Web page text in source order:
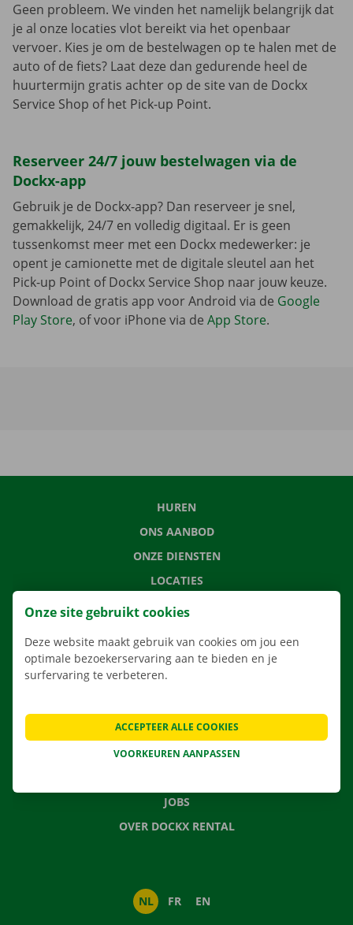
Geen probleem. We vinden het namelijk belangrijk dat
je al onze locaties vlot bereikt via het openbaar
vervoer. Kies je om de bestelwagen op te halen met de
auto of de fiets? Laat deze dan gedurende heel de
huurtermijn gratis achter op de site van de Dockx
Service Shop of het Pick-up Point.
Reserveer 24/7 jouw bestelwagen via de
Dockx-app
Gebruik je de Dockx-app? Dan reserveer je snel,
gemakkelijk, 24/7 en volledig digitaal. Er is geen
tussenkomst meer met een Dockx medewerker: je
opent je camionette met de digitale sleutel aan het
Pick-up Point of Dockx Service Shop naar jouw keuze.
Download de gratis app voor Android via de Google
Play Store, of voor iPhone via de App Store.
HUREN
ONS AANBOD
ONZE DIENSTEN
LOCATIES
APP
VEELGESTELDE VRAGEN
NIEUWS
JOBS
OVER DOCKX RENTAL
NL FR EN
Onze site gebruikt cookies
Deze website maakt gebruik van cookies om jou een
optimale bezoekerservaring aan te bieden en je
surfervaring te verbeteren.
VOORKEUREN AANPASSEN
ACCEPTEER ALLE COOKIES